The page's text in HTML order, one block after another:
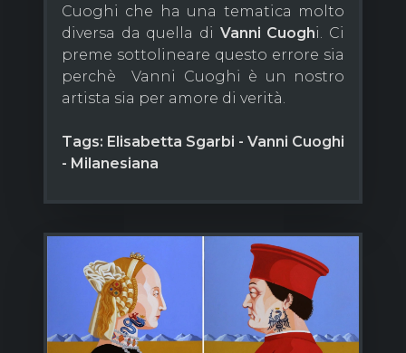
Cuoghi che ha una tematica molto
diversa da quella di Vanni Cuoghi. Ci
preme sottolineare questo errore sia
perchè Vanni Cuoghi è un nostro
artista sia per amore di verità.
Tags: Elisabetta Sgarbi - Vanni Cuoghi
- Milanesiana